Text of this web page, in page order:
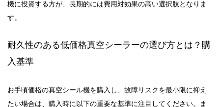
機に投資する方が、長期的には費用対効果の高い選択肢となりま
す。
耐久性のある低価格真空シーラーの選び方とは？購
入基準
お手頃価格の真空シール機を購入し、故障リスクを最小限に抑え
たい場合は、購入時に以下の重要な基準に注目してください。ま